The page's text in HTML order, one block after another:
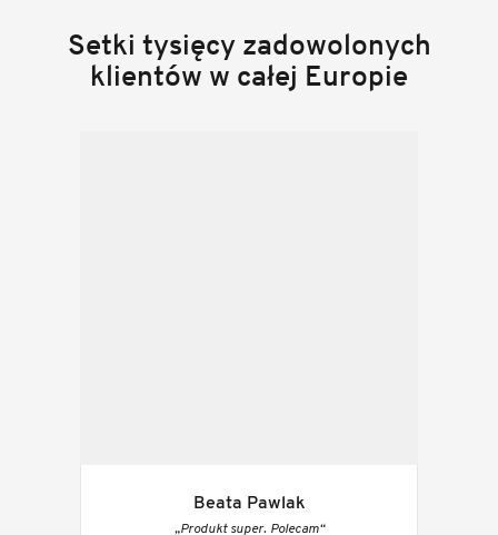
Setki tysięcy zadowolonych
klientów w całej Europie
Beata Pawlak
„Produkt super. Polecam“